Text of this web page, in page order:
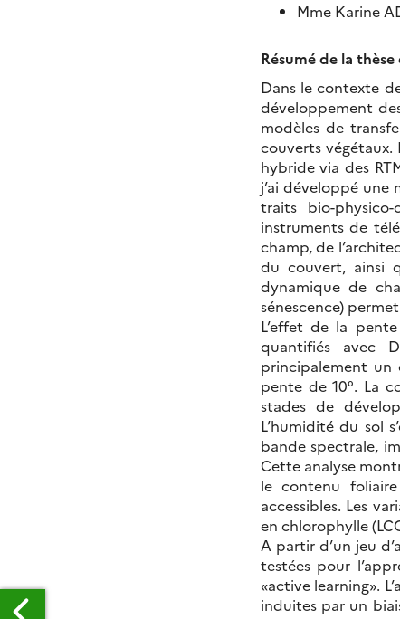
Mme Karine
Résumé de la
Dans le contexte
développement
modèles de
couverts végétaux.
hybride via des
j’ai développé une
traits bio-
instruments de
champ, de
du couvert, ainsi
dynamique de
sénescence)
L’effet de la
quantifiés avec
principalement un
pente de 10°. La
stades de
L’humidité du sol
bande spectrale,
Cette analyse
le contenu
accessibles. Les
en chlorophylle
A partir d’un jeu
testées pour
«active learning».
induites par un